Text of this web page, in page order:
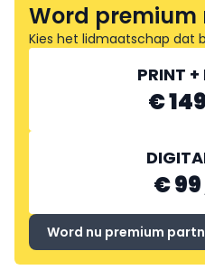
Word premium
Kies het lidmaatschap dat
PRINT
€ 149
€ 99
Word nu premium